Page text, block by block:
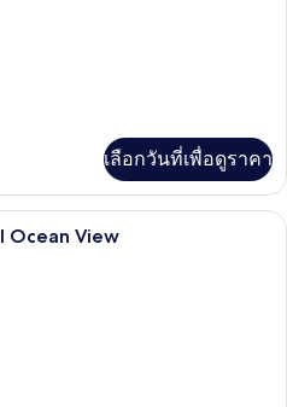
เลือกวันที่เพื่อดูราคา
เครื่องนอนระดับพรีเมียม, เตียงพร้อม
Ocean View